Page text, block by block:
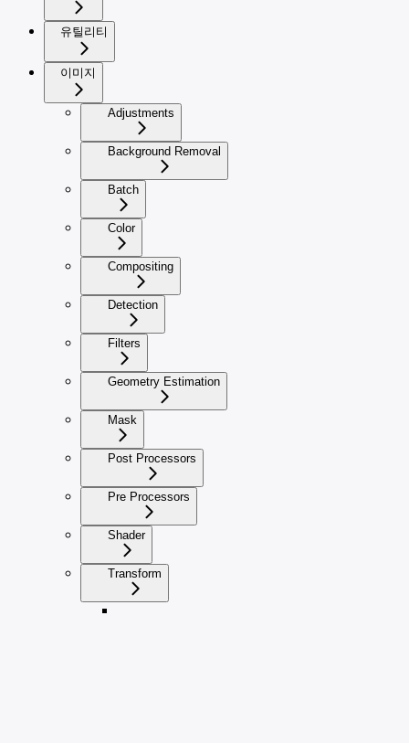
유틸리티
이미지
Adjustments
Background Removal
Batch
Color
Compositing
Detection
Filters
Geometry Estimation
Mask
Post Processors
Pre Processors
Shader
Transform